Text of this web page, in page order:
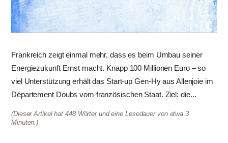
Frankreich zeigt einmal mehr, dass es beim Umbau seiner
Energiezukunft Ernst macht. Knapp 100 Millionen Euro – so
viel Unterstützung erhält das Start-up Gen-Hy aus Allenjoie im
Département Doubs vom französischen Staat. Ziel: die...
(Dieser Artikel hat 448 Wörter und eine Lesedauer von etwa 3
Minuten.)